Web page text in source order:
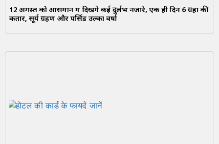
12 अगस्त को आसमान में दिखेंगे कई दुर्लभ नजारे, एक ही दिन 6 ग्रहों की
कतार, सूर्य ग्रहण और पर्सिड उल्का वर्षा